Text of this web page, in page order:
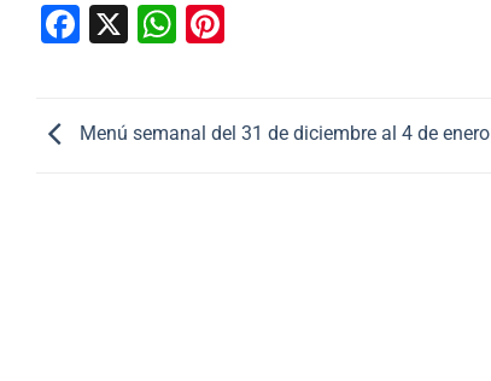
Facebook
X WhatsApp
Menú semanal del 31 de diciembre al 4 de enero